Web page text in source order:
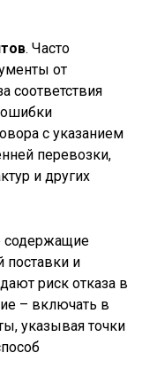
. Часто
от
соответствия
с указанием
перевозки,
и других
содержащие
поставки и
риск отказа в
– включать в
указывая точки